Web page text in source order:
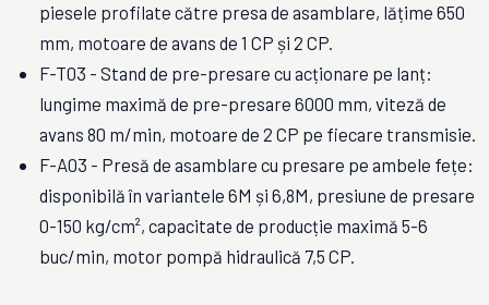
piesele profilate către presa de asamblare, lățime 650
mm, motoare de avans de 1 CP și 2 CP.
F-T03 - Stand de pre-presare cu acționare pe lanț:
lungime maximă de pre-presare 6000 mm, viteză de
avans 80 m/min, motoare de 2 CP pe fiecare transmisie.
F-A03 - Presă de asamblare cu presare pe ambele fețe:
disponibilă în variantele 6M și 6,8M, presiune de presare
0-150 kg/cm², capacitate de producție maximă 5-6
buc/min, motor pompă hidraulică 7,5 CP.